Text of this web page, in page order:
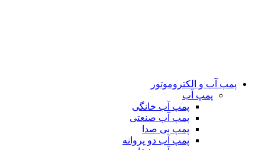
پمپ آب و الکتروموتور
پمپ آب
پمپ آب خانگی
پمپ آب صنعتی
پمپ بی صدا
پمپ آب دو پروانه